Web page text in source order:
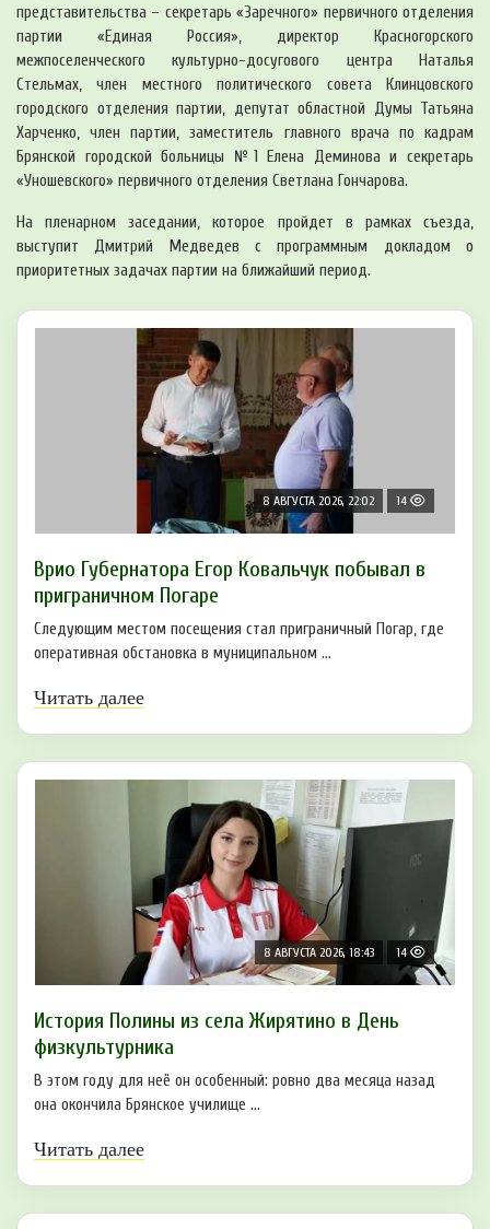
представительства – секретарь «Заречного» первичного отделения
партии «Единая Россия», директор Красногорского
межпоселенческого культурно-досугового центра Наталья
Стельмах, член местного политического совета Клинцовского
городского отделения партии, депутат областной Думы Татьяна
Харченко, член партии, заместитель главного врача по кадрам
Брянской городской больницы №1 Елена Деминова и секретарь
«Уношевского» первичного отделения Светлана Гончарова.
На пленарном заседании, которое пройдет в рамках съезда,
выступит Дмитрий Медведев с программным докладом о
приоритетных задачах партии на ближайший период.
8 АВГУСТА 2026, 22:02 14
Врио Губернатора Егор Ковальчук побывал в
приграничном Погаре
Следующим местом посещения стал приграничный Погар, где
оперативная обстановка в муниципальном ...
Читать далее
8 АВГУСТА 2026, 18:43 14
История Полины из села Жирятино в День
физкультурника
В этом году для неё он особенный: ровно два месяца назад
она окончила Брянское училище ...
Читать далее